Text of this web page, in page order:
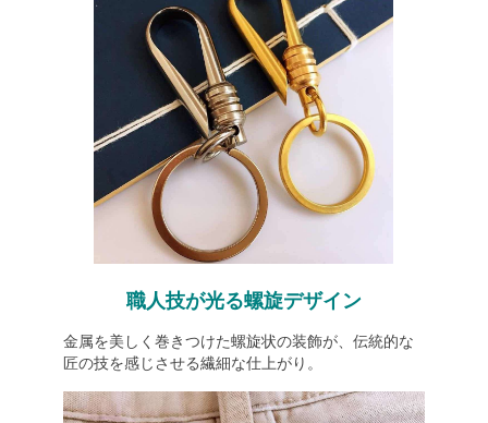
職人技が光る螺旋デザイン
金属を美しく巻きつけた螺旋状の装飾が、伝統的な
匠の技を感じさせる繊細な仕上がり。